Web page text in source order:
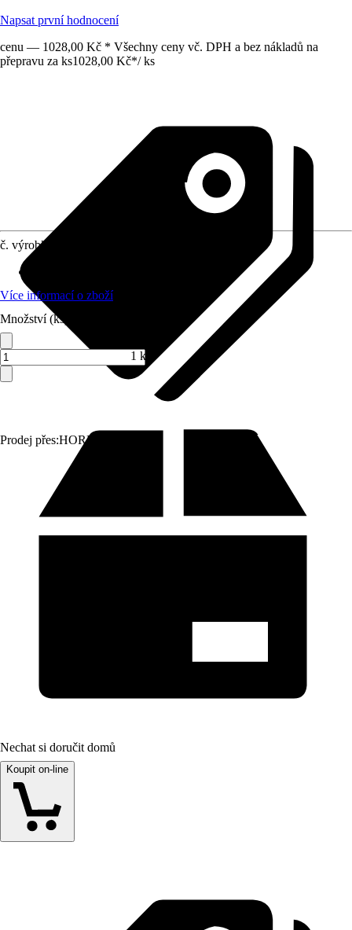
Napsat první hodnocení
cenu — 1028,00 Kč * Všechny ceny vč. DPH a bez nákladů na
přepravu za ks1028,00 Kč*/ ks
Prodej přes:HORNBACH
č. výrobku
Více informací o zboží
Množství (ks)
1 ks
Nechat si doručit domů
Koupit on-line